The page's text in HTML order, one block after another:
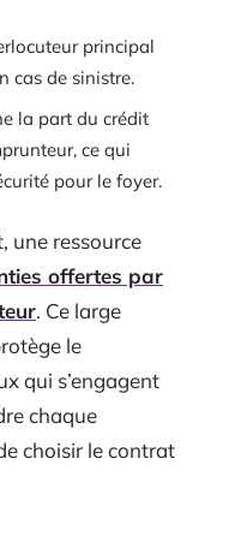
principal
cas de sinistre.
la part du crédit
ce qui
pour le foyer.
une ressource
offertes par
. Ce large
le
qui s’engagent
chaque
choisir le contrat